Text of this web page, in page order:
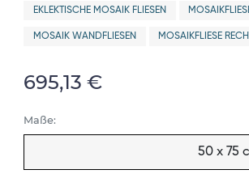
EKLEKTISCHE MOSAIK FLIESEN
MOSAIK WANDFLIESEN MOSAIKFLIESE
695,13 €
Maße:
50 x 75